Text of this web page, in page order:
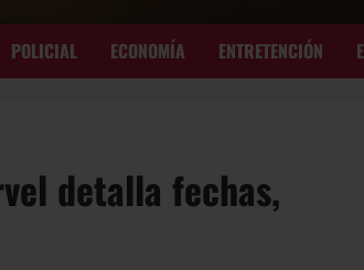
POLICIAL ECONOMÍA ENTRETENCIÓN
detalla fechas,